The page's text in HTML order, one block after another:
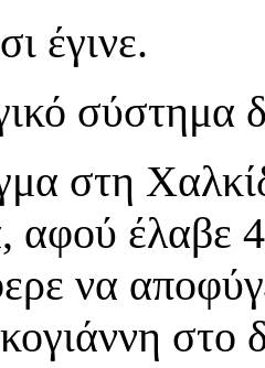
έγινε.
σύστημα
στη
έλαβε
να
στο